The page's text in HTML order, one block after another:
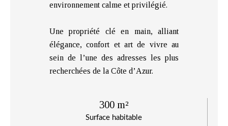
Surface habitable
300 m²
environnement calme et privilégié.
Une propriété clé en main, alliant
élégance, confort et art de vivre au
sein de l’une des adresses les plus
recherchées de la Côte d’Azur.